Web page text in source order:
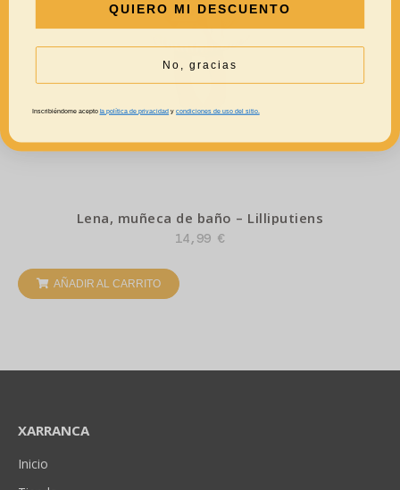
Lena, muñeca de baño – Lilliputiens
14,99 €
AÑADIR AL CARRITO
XARRANCA
Inicio
QUIERO MI DESCUENTO
No, gracias
Inscribiéndome acepto la política de privacidad ycondiciones de uso del sitio.